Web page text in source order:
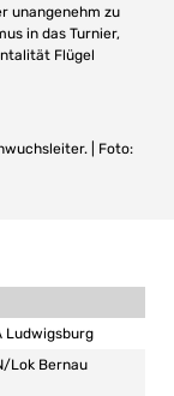
unangenehm zu
in das Turnier,
Flügel
| Foto:
Ludwigsburg
Lok Bernau